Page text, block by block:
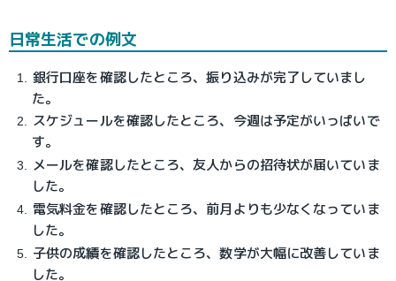
日常生活での例文
銀行口座を確認したところ、振り込みが完了していまし
た。
スケジュールを確認したところ、今週は予定がいっぱいで
す。
メールを確認したところ、友人からの招待状が届いていま
した。
電気料金を確認したところ、前月よりも少なくなっていま
した。
子供の成績を確認したところ、数学が大幅に改善していま
した。